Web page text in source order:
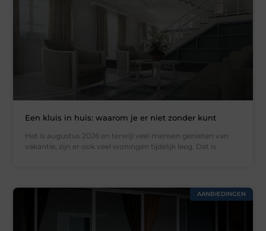
Een kluis in huis: waarom je er niet zonder kunt
Het is augustus 2026 en terwijl veel mensen genieten van
vakantie, zijn er ook veel woningen tijdelijk leeg. Dat is
AANBIEDINGEN